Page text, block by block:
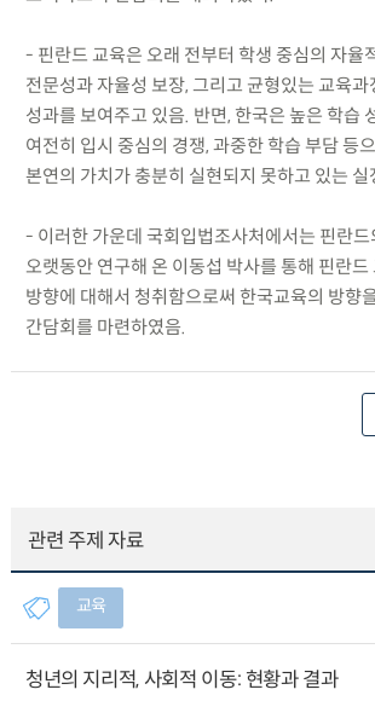
- 핀란드 교육은 오래 전부터 학생 중심의 자율
전문성과 자율성 보장, 그리고 균형있는 교육과
성과를 보여주고 있음. 반면, 한국은 높은 학습
여전히 입시 중심의 경쟁, 과중한 학습 부담 등
본연의 가치가 충분히 실현되지 못하고 있는 실
- 이러한 가운데 국회입법조사처에서는 핀란드
오랫동안 연구해 온 이동섭 박사를 통해 핀란
방향에 대해서 청취함으로써 한국교육의 방향
간담회를 마련하였음.
관련 주제 자료
교육
청년의 지리적, 사회적 이동: 현황과 결과